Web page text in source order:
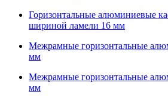
Горизонтальные алюминиевые
шириной ламели 16 мм
Межрамные горизонтальные
мм
Межрамные горизонтальные
мм